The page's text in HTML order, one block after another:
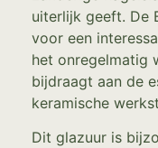
uiterlijk geeft. De
voor een
het onregelmatig
bijdraagt aan de
keramische
Dit glazuur is